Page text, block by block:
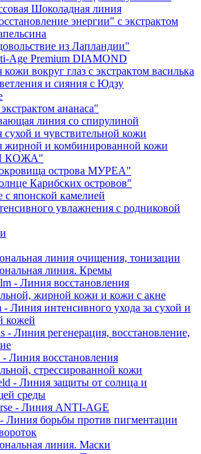
Шоколадная линия
энергии" с экстрактом
из Лапландии"
Age Premium DIAMOND
вокруг глаз с экстрактом василька
и сияния с Юдзу
ананаса"
линия со спирулиной
и чувствительной кожи
жирной и комбинированной кожи
КОЖА"
острова МУРЕА"
Карибских островов"
японской камелией
увлажнения с родниковой
линия очищения, тонизации
линия. Кремы
- Линия восстановления
жирной кожи и кожи с акне
- Линия интенсивного ухода за сухой и
кожей
- Линия регенерация, восстановление,
Линия восстановления
стрессированной кожи
- Линия защиты от солнца и
среды
- Линия ANTI-AGE
Линия борьбы против пигментации
линия. Маски